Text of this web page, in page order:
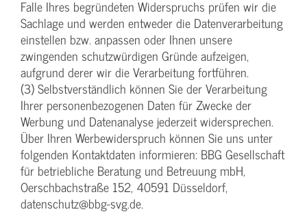
Falle Ihres begründeten Widerspruchs prüfen wir die
Sachlage und werden entweder die Datenverarbeitung
einstellen bzw. anpassen oder Ihnen unsere
zwingenden schutzwürdigen Gründe aufzeigen,
aufgrund derer wir die Verarbeitung fortführen.
(3) Selbstverständlich können Sie der Verarbeitung
Ihrer personenbezogenen Daten für Zwecke der
Werbung und Datenanalyse jederzeit widersprechen.
Über Ihren Werbewiderspruch können Sie uns unter
folgenden Kontaktdaten informieren: BBG Gesellschaft
für betriebliche Beratung und Betreuung mbH,
Oerschbachstraße 152, 40591 Düsseldorf,
datenschutz@bbg-svg.de.